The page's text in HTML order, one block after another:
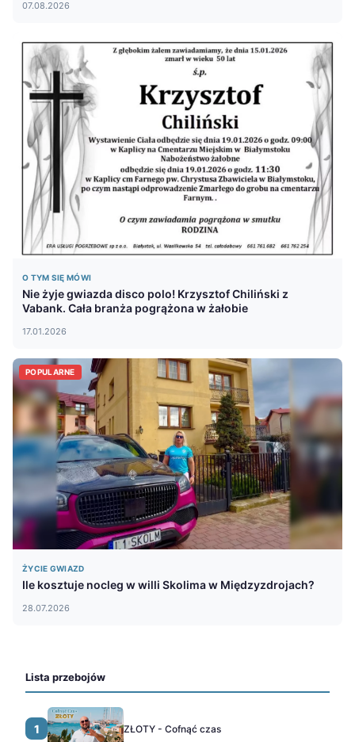
07.08.2026
O TYM SIĘ MÓWI
Nie żyje gwiazda disco polo! Krzysztof Chiliński z
Vabank. Cała branża pogrążona w żałobie
17.01.2026
POPULARNE
ŻYCIE GWIAZD
Ile kosztuje nocleg w willi Skolima w Międzyzdrojach?
28.07.2026
Lista przebojów
1 ZŁOTY - Cofnąć czas